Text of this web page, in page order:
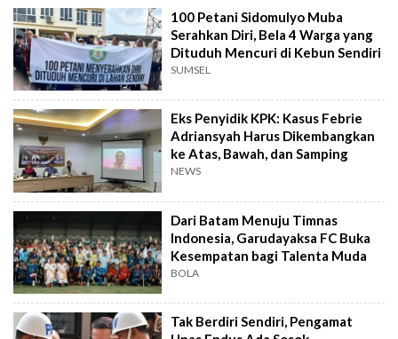
100 Petani Sidomulyo Muba
Serahkan Diri, Bela 4 Warga yang
Dituduh Mencuri di Kebun Sendiri
SUMSEL
Eks Penyidik KPK: Kasus Febrie
Adriansyah Harus Dikembangkan
ke Atas, Bawah, dan Samping
NEWS
Dari Batam Menuju Timnas
Indonesia, Garudayaksa FC Buka
Kesempatan bagi Talenta Muda
BOLA
Tak Berdiri Sendiri, Pengamat